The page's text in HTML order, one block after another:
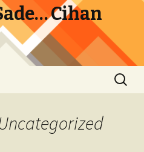
Cihan
Arama: